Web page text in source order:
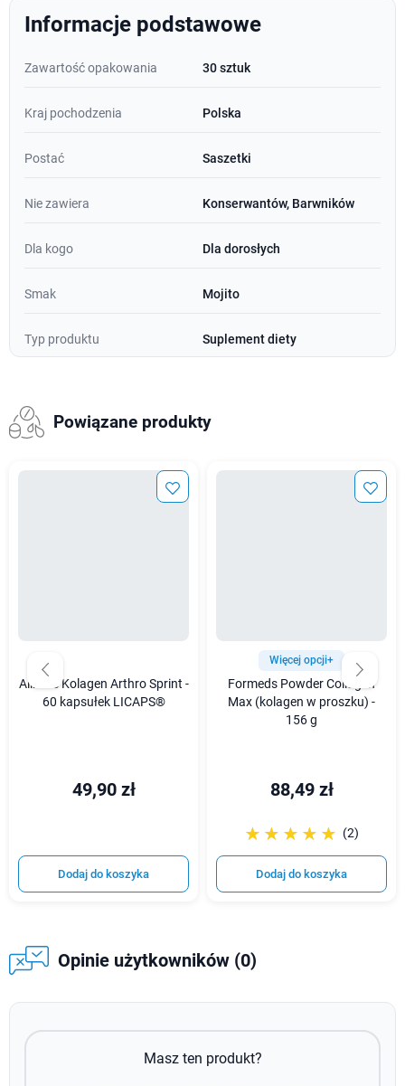
Informacje podstawowe
Zawartość opakowania 30 sztuk
Kraj pochodzenia Polska
Postać Saszetki
Nie zawiera Konserwantów, Barwników
Dla kogo Dla dorosłych
Smak Mojito
Typ produktu Suplement diety
Powiązane produkty
Aliness Kolagen Arthro Sprint -
60 kapsułek LICAPS®
49,90 zł
Dodaj do koszyka
Więcej opcji+
Formeds Powder Collagen
Max (kolagen w proszku) -
156 g
88,49 zł
☆☆☆☆☆
★★★★★ (2)
Dodaj do koszyka
Opinie użytkowników (0)
Masz ten produkt?